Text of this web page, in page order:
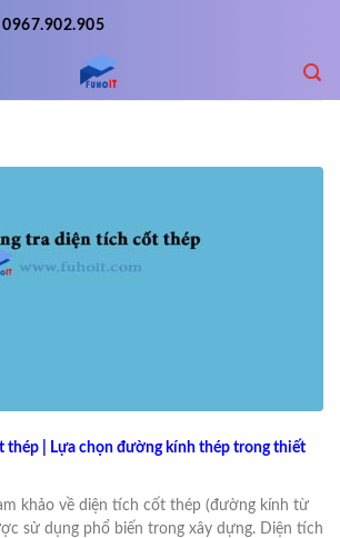
0967.902.905
thép | Lựa chọn đường kính thép trong thiết
khảo về diện tích cốt thép (đường kính từ
sử dụng phổ biến trong xây dựng. Diện tích